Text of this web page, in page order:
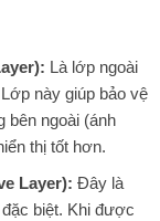
Là lớp ngoài
này giúp bảo vệ
bên ngoài (ánh
thị tốt hơn.
Layer): Đây là
biệt. Khi được